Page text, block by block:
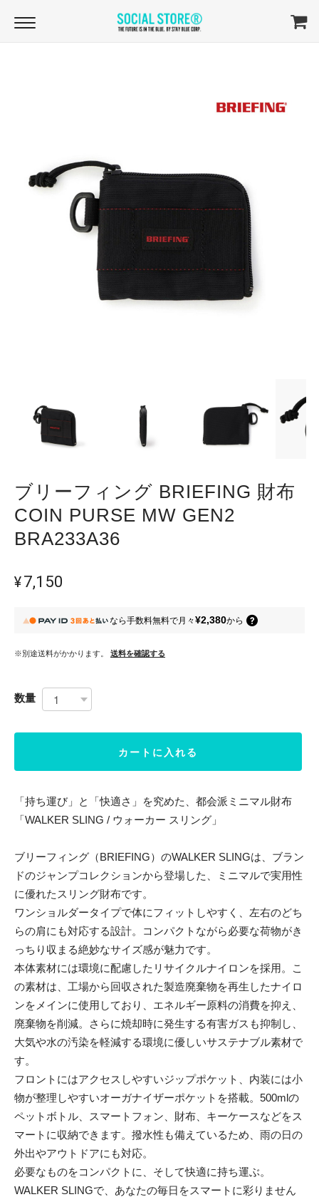
ブリーフィング BRIEFING 財布
COIN PURSE MW GEN2
BRA233A36
¥7,150
なら手数料無料で月々¥2,380から
※別途送料がかかります。 送料を確認する
数量
カートに入れる
「持ち運び」と「快適さ」を究めた、都会派ミニマル財布
「WALKER SLING / ウォーカー スリング」
ブリーフィング（BRIEFING）のWALKER SLINGは、ブラン
ドのジャンプコレクションから登場した、ミニマルで実用性
に優れたスリング財布です。
ワンショルダータイプで体にフィットしやすく、左右のどち
らの肩にも対応する設計。コンパクトながら必要な荷物がき
っちり収まる絶妙なサイズ感が魅力です。
本体素材には環境に配慮したリサイクルナイロンを採用。こ
の素材は、工場から回収された製造廃棄物を再生したナイロ
ンをメインに使用しており、エネルギー原料の消費を抑え、
廃棄物を削減。さらに焼却時に発生する有害ガスも抑制し、
大気や水の汚染を軽減する環境に優しいサステナブル素材で
す。
フロントにはアクセスしやすいジップポケット、内装には小
物が整理しやすいオーガナイザーポケットを搭載。500mlの
ペットボトル、スマートフォン、財布、キーケースなどをス
マートに収納できます。撥水性も備えているため、雨の日の
外出やアウトドアにも対応。
必要なものをコンパクトに、そして快適に持ち運ぶ。
WALKER SLINGで、あなたの毎日をスマートに彩りません